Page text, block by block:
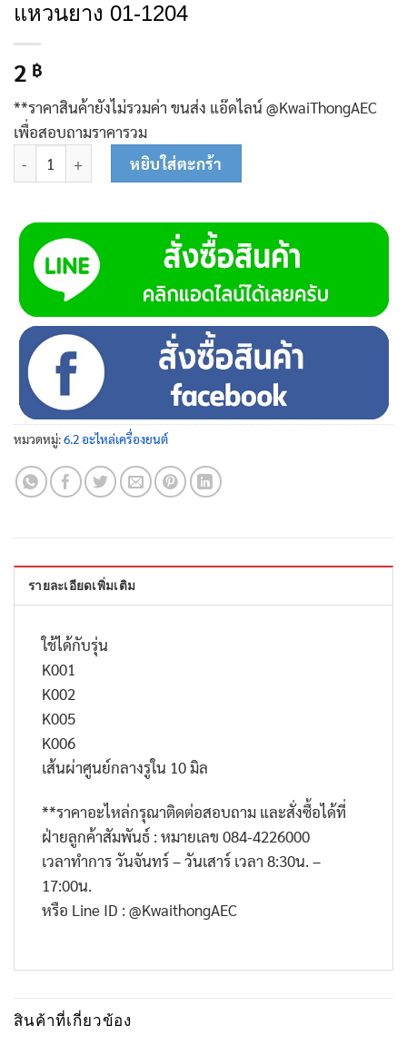
แหวนยาง 01-1204
2 ฿
**ราคาสินค้ายังไม่รวมค่า ขนส่ง แอ๊ดไลน์ @KwaiThongAEC
เพื่อสอบถามราคารวม
จำนวน แหวนยาง 01-1204 ชิ้น
หยิบใส่ตะกร้า
หมวดหมู่:6.2 อะไหล่เครื่องยนต์
รายละเอียดเพิ่มเติม
ใช้ได้กับรุ่น
K001
K002
K005
K006
เส้นผ่าศูนย์กลางรูใน 10 มิล
**ราคาอะไหล่กรุณาติดต่อสอบถาม และสั่งซื้อได้ที่
ฝ่ายลูกค้าสัมพันธ์ : หมายเลข 084-4226000
เวลาทำการ วันจันทร์ – วันเสาร์ เวลา 8:30น. –
17:00น.
หรือ Line ID : @KwaithongAEC
สินค้าที่เกี่ยวข้อง